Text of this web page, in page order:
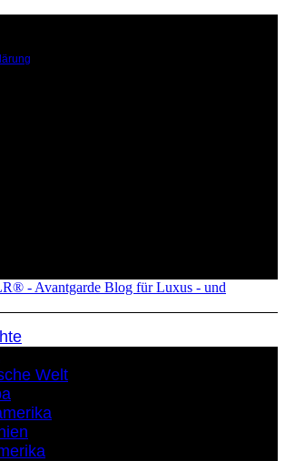
Welt